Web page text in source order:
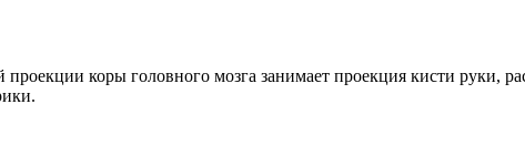
коры головного мозга занимает проекция кисти руки,